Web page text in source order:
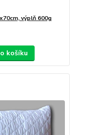
výplň 600g
košíku